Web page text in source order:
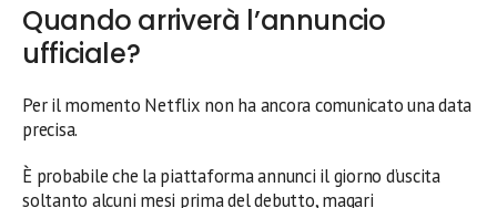
Quando arriverà l’annuncio
ufficiale?
Per il momento Netflix non ha ancora comunicato una data
precisa.
È probabile che la piattaforma annunci il giorno d’uscita
soltanto alcuni mesi prima del debutto, magari